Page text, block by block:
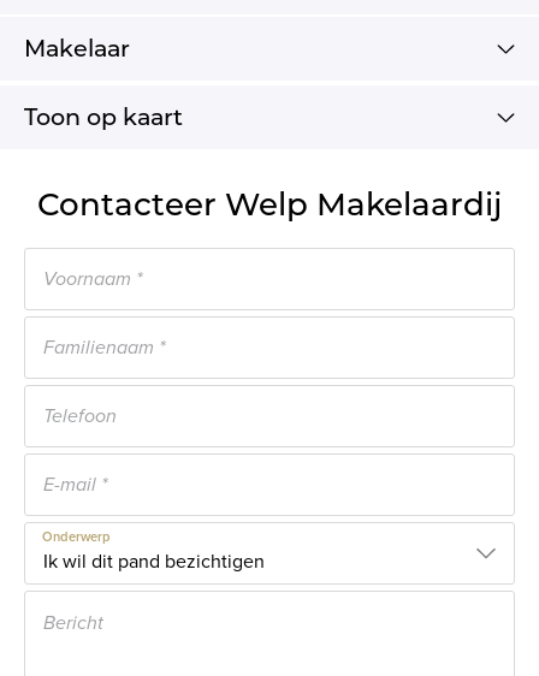
Makelaar
Toon op kaart
Contacteer Welp Makelaardij
Onderwerp